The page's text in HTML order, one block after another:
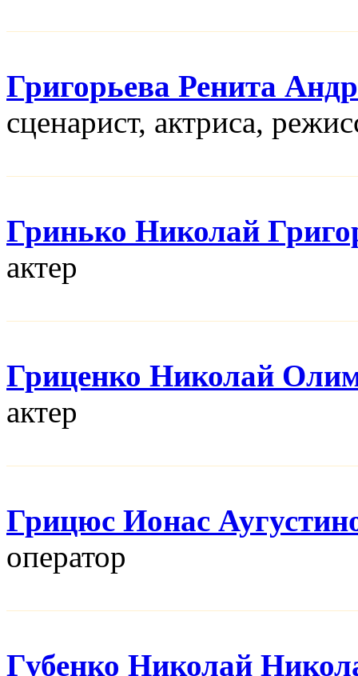
Григорьева Ренита
сценарист, актриса,
Гринько Николай
актер
Гриценко Николай
актер
Грицюс Ионас
оператор
Губенко Николай